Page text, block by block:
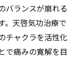
バランスが崩れる
。天啓気功治療で
チャクラを活性化
で痛みの寛解を目